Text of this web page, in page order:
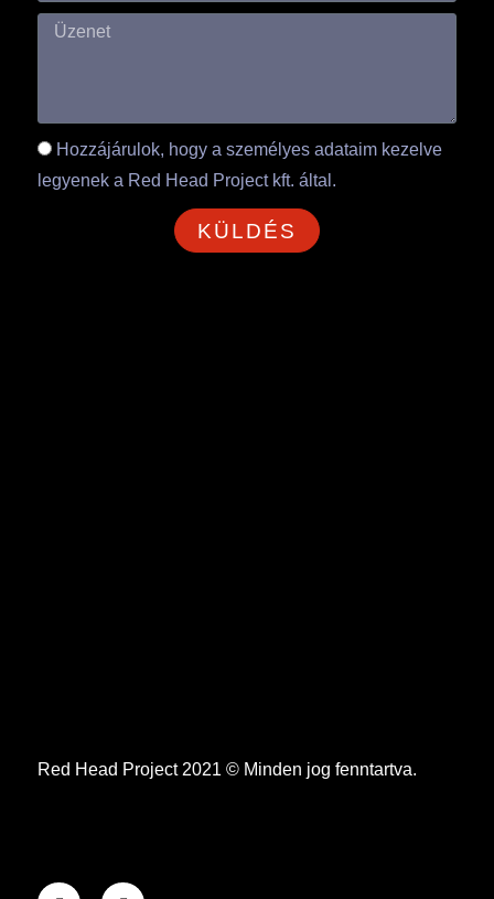
Hozzájárulok, hogy a személyes adataim kezelve
legyenek a Red Head Project kft. által.
KÜLDÉS
Red Head Project 2021 © Minden jog fenntartva.